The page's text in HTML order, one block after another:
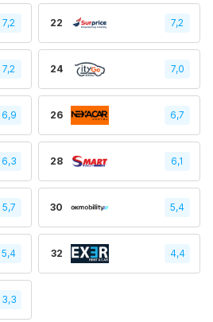
7,2 22 7,2
7,2 24 7,0
6,9 26 6,7
6,3 28 6,1
5,7 30 5,4
5,4 32 4,4
3,3